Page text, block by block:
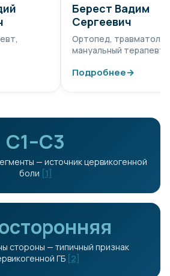
Берест Вадим
Сергеевич
Ортопед,
мануальный терапевт
Подробнее→
C1–C3
— источник цервикогенной
боли [1]
стороны — типичный признак
ГБ [2]